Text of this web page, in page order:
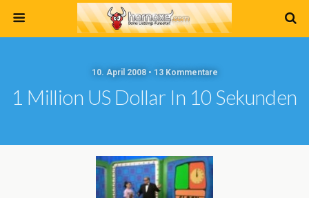
10. April 2008 • 13 Kommentare
1 Million US Dollar In 10 Sekunden